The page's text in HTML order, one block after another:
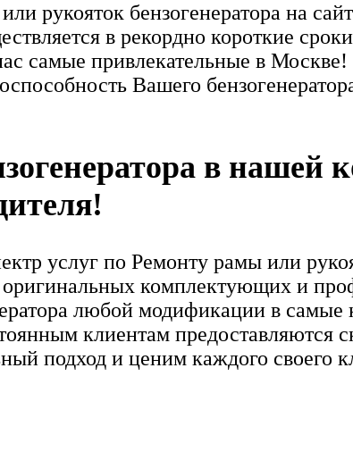
рукояток бензогенератора на
в рекордно короткие
самые привлекательные в
Вашего
в нашей
услуг по Ремонту рамы или
комплектующих и
любой модификации в
клиентам предоставляются
подход и ценим каждого своего